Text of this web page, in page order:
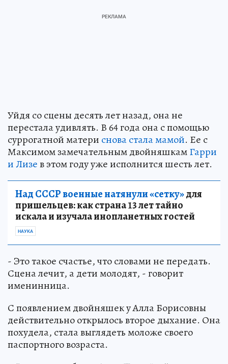
Уйдя со сцены десять лет назад, она не
перестала удивлять. В 64 года она с помощью
суррогатной матери снова стала мамой. Ее с
Максимом замечательным двойняшкамГарри
и Лизев этом году уже исполнится шесть лет.
Над СССР военные натянули «сетку»для
пришельцев: как страна 13 лет тайно
искала и изучала инопланетных гостей
НАУКА
- Это такое счастье, что словами не передать.
Сцена лечит, а дети молодят, - говорит
именинница.
С появлением двойняшек у Алла Борисовны
действительно открылось второе дыхание. Она
похудела, стала выглядеть моложе своего
паспортного возраста.